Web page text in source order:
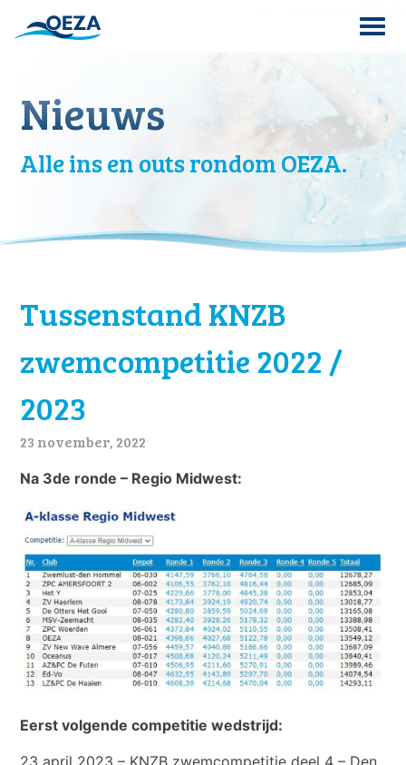
Search
Nieuws
Alle ins en outs rondom OEZA.
Tussenstand KNZB
zwemcompetitie 2022 /
2023
23 november, 2022
Na 3de ronde – Regio Midwest:
Eerst volgende competitie wedstrijd:
23 april 2023 – KNZB zwemcompetitie deel 4 – Den